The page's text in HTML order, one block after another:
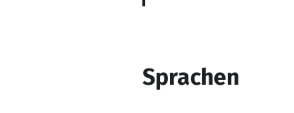
Sprachen